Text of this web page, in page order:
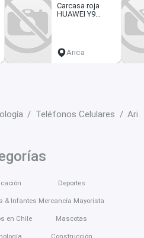
Carcasa roja
HUAWEI Y9
Arica
Teléfonos Celulares
& Infantes
en Chile
Deportes
Mercancía Mayorista
Mascotas
Construcción